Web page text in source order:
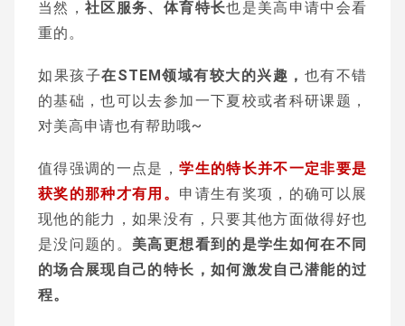
当然，社区服务、体育特长也是美高申请中会看
重的。
如果孩子在STEM领域有较大的兴趣， 也有不错
的基础，也可以去参加一下夏校或者科研课题，
对美高申请也有帮助哦~
值得强调的一点是，学生的特长并不一定非要是
获奖的那种才有用。 申请生有奖项，的确可以展
现他的能力，如果没有，只要其他方面做得好也
是没问题的。 美高更想看到的是学生如何在不同
的场合展现自己的特长，如何激发自己潜能的过
程。